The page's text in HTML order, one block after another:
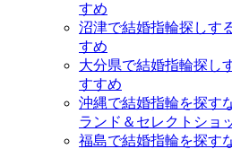
すめ
沼津で結婚指輪探しす
すめ
大分県で結婚指輪探し
すすめ
沖縄で結婚指輪を探す
ランド＆セレクトショ
福島で結婚指輪を探す